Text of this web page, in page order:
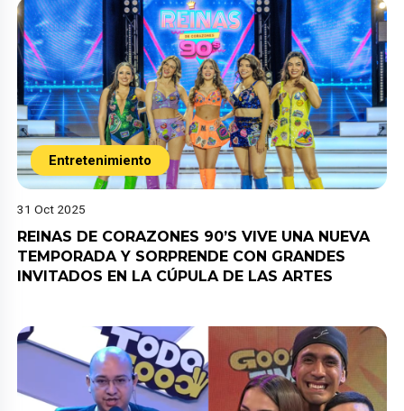
Entretenimiento
31 Oct 2025
REINAS DE CORAZONES 90’S VIVE UNA NUEVA
TEMPORADA Y SORPRENDE CON GRANDES
INVITADOS EN LA CÚPULA DE LAS ARTES